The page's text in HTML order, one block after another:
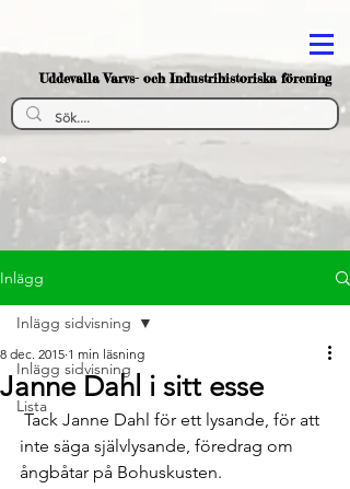
Uddevalla Varvs- och Industrihistoriska förening
Inlägg
Inlägg sidvisning
Lista
Inlägg sidvisning
Janne Dahl i sitt esse
8 dec. 2015 1 min läsning
inte säga självlysande, föredrag om
ångbåtar på Bohuskusten.